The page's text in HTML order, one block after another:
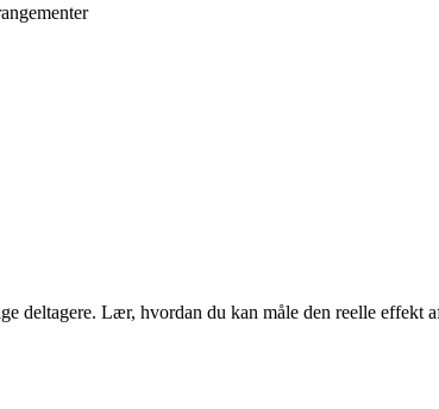
deltagere. Lær, hvordan du kan måle den reelle